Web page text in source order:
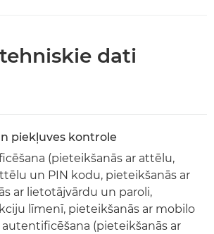
dati
piekļuves kontrole
(pieteikšanās ar attēlu,
un PIN kodu, pieteikšanās ar
ar lietotājvārdu un paroli,
līmenī, pieteikšanās ar mobilo
autentificēšana (pieteikšanās ar